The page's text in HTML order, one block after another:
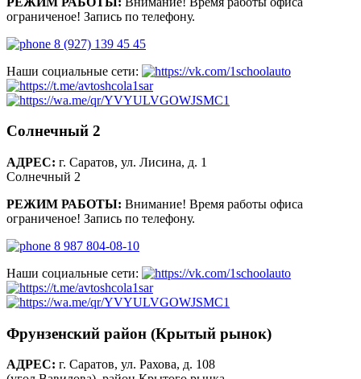
ограниченое! Запись по телефону.
8 (927) 139 45 45
Наши социальные сети:
Солнечный 2
АДРЕС: г. Саратов, ул. Лисина, д. 1
Солнечный 2
РЕЖИМ РАБОТЫ: Внимание! Время работы офиса
ограниченое! Запись по телефону.
8 987 804-08-10
Наши социальные сети:
Фрунзенский район (Крытый рынок)
АДРЕС: г. Саратов, ул. Рахова, д. 108